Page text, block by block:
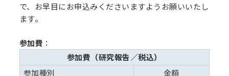
で、お早目にお申込みくださいますようお願いいたし
ます。
参加費 ：
参加費（研究報告／税込）
参加種別
金額